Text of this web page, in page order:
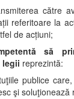
către
referitoare la
de acţiuni;
să
legii reprezintă:
publice
şi